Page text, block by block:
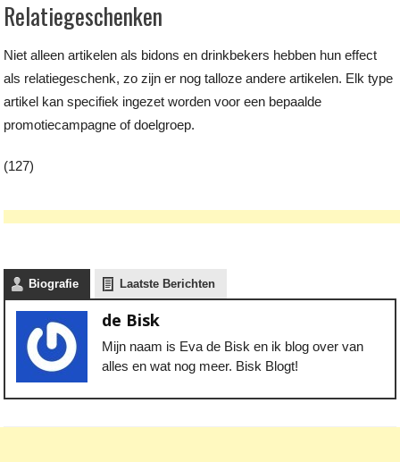
Relatiegeschenken
Niet alleen artikelen als bidons en drinkbekers hebben hun effect
als relatiegeschenk, zo zijn er nog talloze andere artikelen. Elk type
artikel kan specifiek ingezet worden voor een bepaalde
promotiecampagne of doelgroep.
(127)
Biografie Laatste Berichten
de Bisk
Mijn naam is Eva de Bisk en ik blog over van
alles en wat nog meer. Bisk Blogt!